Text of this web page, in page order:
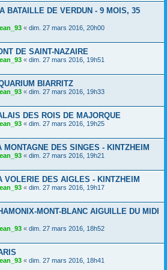
BATAILLE DE VERDUN - 9 MOIS, 35
« dim. 27 mars 2016, 20h00
DE SAINT-NAZAIRE
« dim. 27 mars 2016, 19h51
BIARRITZ
« dim. 27 mars 2016, 19h33
DES ROIS DE MAJORQUE
« dim. 27 mars 2016, 19h25
MONTAGNE DES SINGES - KINTZHEIM
« dim. 27 mars 2016, 19h21
VOLERIE DES AIGLES - KINTZHEIM
« dim. 27 mars 2016, 19h17
MONT-BLANC AIGUILLE DU MIDI
« dim. 27 mars 2016, 18h52
« dim. 27 mars 2016, 18h41